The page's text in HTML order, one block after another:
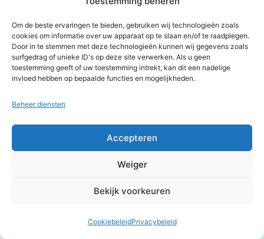
Om de beste ervaringen te bieden, gebruiken wij technologieën zoals
cookies om informatie over uw apparaat op te slaan en/of te raadplegen.
Door in te stemmen met deze technologieën kunnen wij gegevens zoals
surfgedrag of unieke ID's op deze site verwerken. Als u geen
toestemming geeft of uw toestemming intrekt, kan dit een nadelige
invloed hebben op bepaalde functies en mogelijkheden.
Beheer diensten
Accepteren
Weiger
Bekijk voorkeuren
CookiebeleidPrivacybeleid
Voor mijn tante
Vooral slecht nieuws
Vrijwilligerswerk en reïntegratie
Donkere modus: